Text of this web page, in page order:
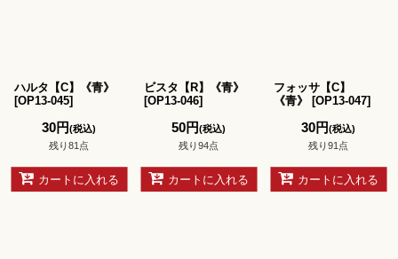
ハルタ【C】《青》
[OP13-045]
30円(税込)
残り81点
カートに入れる
ビスタ【R】《青》
[OP13-046]
50円(税込)
残り94点
カートに入れる
フォッサ【C】
《青》
[OP13-047]
30円(税込)
残り91点
カートに入れる